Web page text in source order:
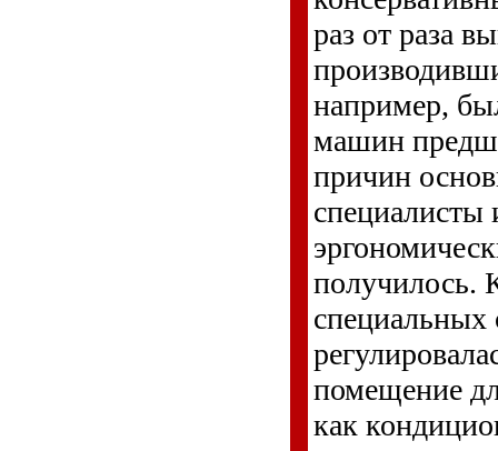
раз от раза
например,
машин
причин
специалисты
получилось.
специальных
помещение
как